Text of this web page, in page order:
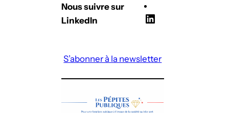
Nous suivre sur
LinkedIn
k
I
S’abonner à la newsletter